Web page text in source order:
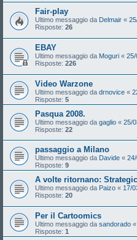
Fair-play
Ultimo messaggio da Delmair «
Risposte: 26
EBAY
Ultimo messaggio da Moguri « 25/
Risposte: 226
Video Warzone
Ultimo messaggio da drnovice «
Risposte: 5
Pasqua 2008.
Ultimo messaggio da gaglio « 25/
Risposte: 22
passaggio a Milano
Ultimo messaggio da Davide «
Risposte: 9
A volte ritornano:
Ultimo messaggio da Paizo « 17/
Risposte: 20
Per il Cartoomics
Ultimo messaggio da sandorado «
Risposte: 1